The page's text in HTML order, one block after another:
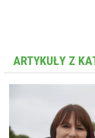
ARTYKUŁY Z